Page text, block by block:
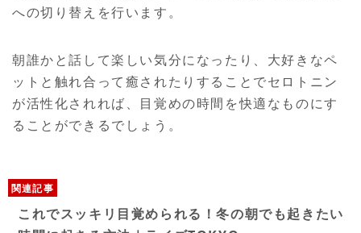
への切り替えを行います。
朝誰かと話して楽しい気分になったり、大好きなペ
ットと触れ合って癒されたりすることでセロトニン
が活性化されれば、目覚めの時間を快適なものにす
ることができるでしょう。
関連記事
これでスッキリ目覚められる！冬の朝でも起きたい